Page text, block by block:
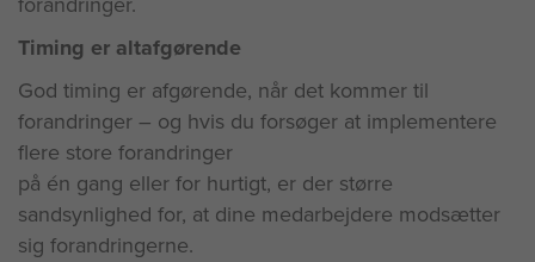
Timing er altafgørende
God timing er afgørende, når det kommer til
forandringer – og hvis du forsøger at implementere
flere store forandringer
på én gang eller for hurtigt, er der større
sandsynlighed for, at dine medarbejdere modsætter
sig forandringerne.